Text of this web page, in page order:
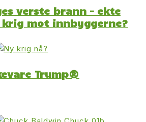
verste brann – ekte
krig mot innbyggerne?
Trump®